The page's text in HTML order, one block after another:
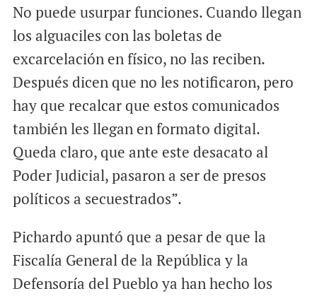
No puede usurpar funciones. Cuando llegan
los alguaciles con las boletas de
excarcelación en físico, no las reciben.
Después dicen que no les notificaron, pero
hay que recalcar que estos comunicados
también les llegan en formato digital.
Queda claro, que ante este desacato al
Poder Judicial, pasaron a ser de presos
políticos a secuestrados”.
Pichardo apuntó que a pesar de que la
Fiscalía General de la República y la
Defensoría del Pueblo ya han hecho los